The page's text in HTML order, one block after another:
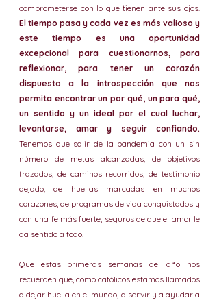
El tiempo pasa y cada vez es más valioso y
este tiempo es una oportunidad
excepcional para cuestionarnos, para
reflexionar, para tener un corazón
dispuesto a la introspección que nos
permita encontrar un por qué, un para qué,
un sentido y un ideal por el cual luchar,
Tenemos que salir de la pandemia con un sin
número de metas alcanzadas, de objetivos
trazados, de caminos recorridos, de testimonio
dejado, de huellas marcadas en muchos
corazones, de programas de vida conquistados y
con una fe más fuerte, seguros de que el amor le
da sentido a todo.
Que estas primeras semanas del año nos
recuerden que, como católicos estamos llamados
a dejar huella en el mundo, a servir y a ayudar a